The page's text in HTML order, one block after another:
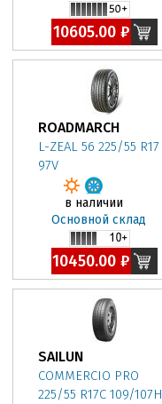
10605.00 ₽
ROADMARCH
L-ZEAL 56 225/55 R17
97V
в наличии
Основной склад
10450.00 ₽
SAILUN
COMMERCIO PRO
225/55 R17C 109/107H